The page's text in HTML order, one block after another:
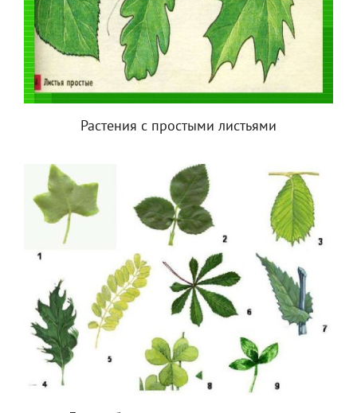
Растения с простыми листьями